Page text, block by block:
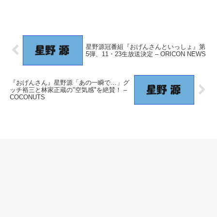
星野源冠番組『おげんさんといっしょ』第
5弾、11・23生放送決定 – ORICON NEWS
『おげんさん』星野源「あの一瞬で…」グ
ッチ裕三と林家正蔵の"空気感"を絶賛！ –
COCONUTS